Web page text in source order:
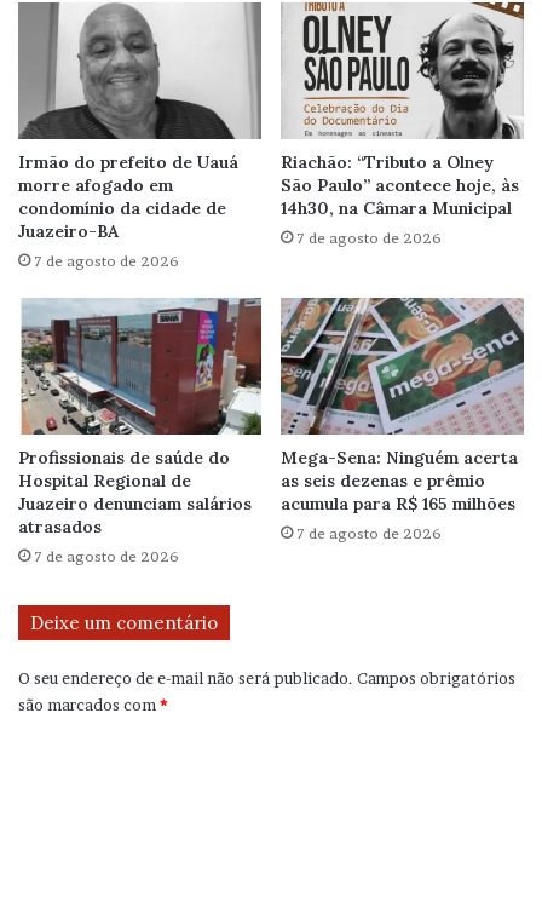
Irmão do prefeito de Uauá
morre afogado em
condomínio da cidade de
Juazeiro-BA
7 de agosto de 2026
Riachão: “Tributo a Olney
São Paulo” acontece hoje, às
14h30, na Câmara Municipal
7 de agosto de 2026
Profissionais de saúde do
Hospital Regional de
Juazeiro denunciam salários
atrasados
7 de agosto de 2026
Mega-Sena: Ninguém acerta
as seis dezenas e prêmio
acumula para R$ 165 milhões
7 de agosto de 2026
Deixe um comentário
O seu endereço de e-mail não será publicado. Campos obrigatórios
são marcados com*